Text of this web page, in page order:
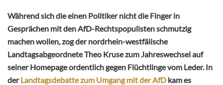
Während sich die einen Politiker nicht die Finger in
Gesprächen mit den AfD-Rechtspopulisten schmutzig
machen wollen, zog der nordrhein-westfälische
Landtagsabgeordnete Theo Kruse zum Jahreswechsel auf
seiner Homepage ordentlich gegen Flüchtlinge vom Leder. In
derLandtagsdebatte zum Umgang mit der AfD kam es